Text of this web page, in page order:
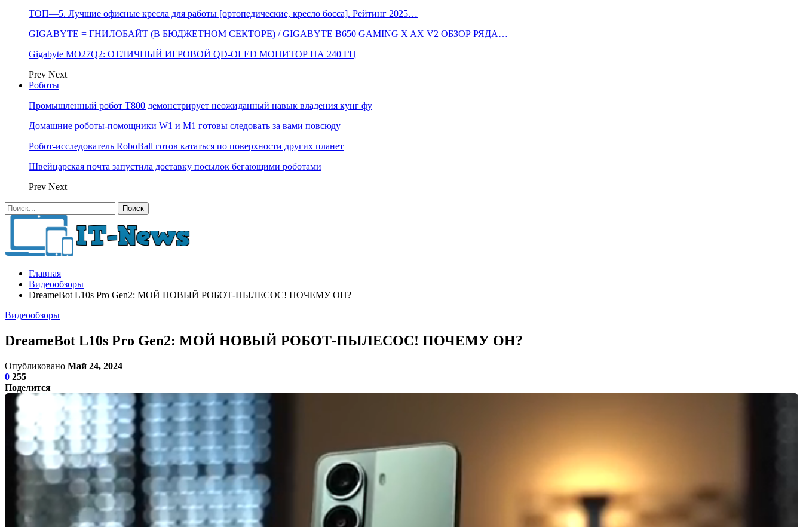
ТОП—5. Лучшие офисные кресла для работы [ортопедические, кресло босса]. Рейтинг 2025…
GIGABYTE = ГНИЛОБАЙТ (В БЮДЖЕТНОМ СЕКТОРЕ) / GIGABYTE B650 GAMING X AX V2 ОБЗОР РЯДА…
Gigabyte MO27Q2: ОТЛИЧНЫЙ ИГРОВОЙ QD-OLED МОНИТОР НА 240 ГЦ
Prev Next
Роботы
Промышленный робот Т800 демонстрирует неожиданный навык владения кунг фу
Домашние роботы-помощники W1 и M1 готовы следовать за вами повсюду
Робот-исследователь RoboBall готов кататься по поверхности других планет
Швейцарская почта запустила доставку посылок бегающими роботами
Prev Next
Главная
Видеообзоры
DreameBot L10s Pro Gen2: МОЙ НОВЫЙ РОБОТ-ПЫЛЕСОС! ПОЧЕМУ ОН?
Видеообзоры
DreameBot L10s Pro Gen2: МОЙ НОВЫЙ РОБОТ-ПЫЛЕСОС! ПОЧЕМУ ОН?
Опубликовано Май 24, 2024
0 255
Поделится